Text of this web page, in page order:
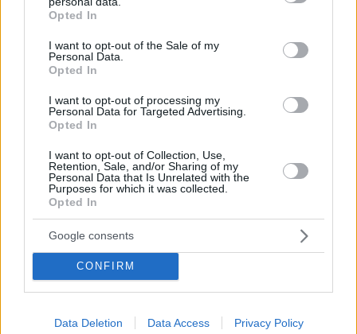
grant or deny consent to Google and its third-party tags to
use your data for below specified purposes in below Google
consent section.
Opted In
I want to opt-out of the Sale of my
Personal Data.
Opted In
I want to opt-out of processing my
Personal Data for Targeted Advertising.
Opted In
I want to opt-out of Collection, Use,
Retention, Sale, and/or Sharing of my
Personal Data that Is Unrelated with the
Purposes for which it was collected.
Opted In
Google consents
CONFIRM
Data Deletion Data Access Privacy Policy
Ρωσία: «Αδύνατο να μολυνθεί ή να μολύνει άλλους με
κορωνοϊο κάποιος που έχει εμβολιαστεί με το Sputnik-V»
13.10.2020, 16:26
Thema Insights